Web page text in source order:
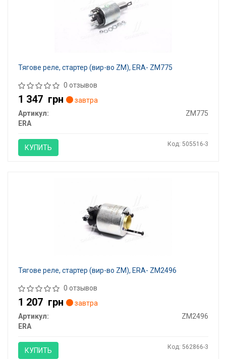
Тягове реле, стартер (вир-во ZM), ERA- ZM775
0 отзывов
1 347 грн
завтра
Артикул:
ZM775
ERA
КУПИТЬ Код: 505516-3
Тягове реле, стартер (вир-во ZM), ERA- ZM2496
0 отзывов
1 207 грн
завтра
Артикул:
ZM2496
ERA
КУПИТЬ Код: 562866-3